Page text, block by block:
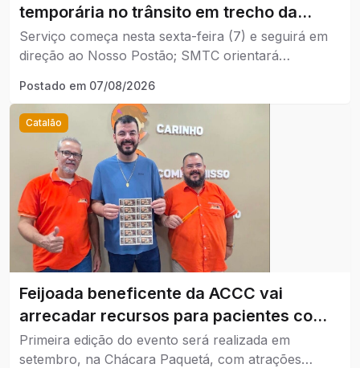
temporária no trânsito em trecho da
Avenida Lamartine.
Serviço começa nesta sexta-feira (7) e seguirá em
direção ao Nosso Postão; SMTC orientará
Postado em 07/08/2026
Catalão
Feijoada beneficente da ACCC vai
arrecadar recursos para pacientes com
câncer em Catalão.
Primeira edição do evento será realizada em
setembro, na Chácara Paquetá, com atrações